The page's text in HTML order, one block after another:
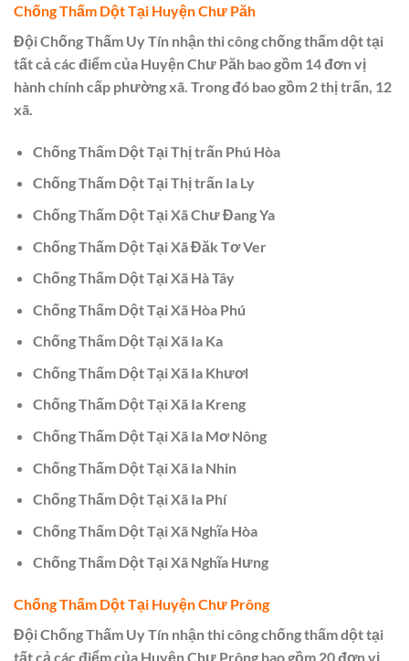
Chống Thấm Dột Tại Huyện Chư Păh
Đội Chống Thấm Uy Tín nhận thi công chống thấm dột tại
tất cả các điểm của Huyện Chư Păh bao gồm 14 đơn vị
hành chính cấp phường xã. Trong đó bao gồm 2 thị trấn, 12
xã.
Chống Thấm Dột Tại Thị trấn Phú Hòa
Chống Thấm Dột Tại Thị trấn Ia Ly
Chống Thấm Dột Tại Xã Chư Đang Ya
Chống Thấm Dột Tại Xã Đăk Tơ Ver
Chống Thấm Dột Tại Xã Hà Tây
Chống Thấm Dột Tại Xã Hòa Phú
Chống Thấm Dột Tại Xã Ia Ka
Chống Thấm Dột Tại Xã Ia Khươl
Chống Thấm Dột Tại Xã Ia Kreng
Chống Thấm Dột Tại Xã Ia Mơ Nông
Chống Thấm Dột Tại Xã Ia Nhin
Chống Thấm Dột Tại Xã Ia Phí
Chống Thấm Dột Tại Xã Nghĩa Hòa
Chống Thấm Dột Tại Xã Nghĩa Hưng
Chống Thấm Dột Tại Huyện Chư Prông
Đội Chống Thấm Uy Tín nhận thi công chống thấm dột tại
tất cả các điểm của Huyện Chư Prông bao gồm 20 đơn vị